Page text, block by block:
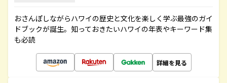
おさんぽしながらハワイの歴史と文化を楽しく学ぶ最強のガイ
ドブックが誕生。知っておきたいハワイの年表やキーワード集
も必読
詳細を見る